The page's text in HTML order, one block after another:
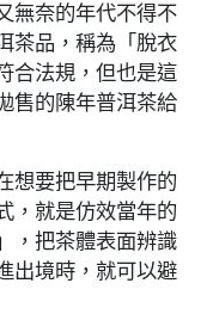
無奈的年代不得不
茶品，稱為「脫衣
合法規，但也是這
售的陳年普洱茶給
想要把早期製作的
，就是仿效當年的
，把茶體表面辨識
出境時，就可以避